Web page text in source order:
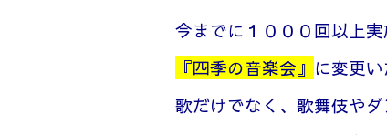
今までに１０００回以上
『四季の音楽会』 に変更い
歌だけでなく、歌舞伎やダ